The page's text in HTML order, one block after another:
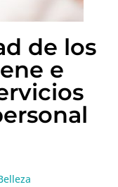
de los
e